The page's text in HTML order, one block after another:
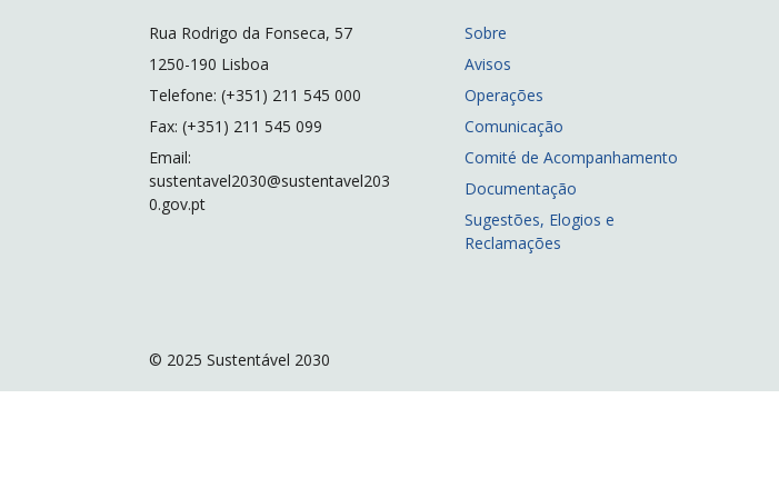
Rua Rodrigo da Fonseca, 57
1250-190 Lisboa
Telefone: (+351) 211 545 000
Fax: (+351) 211 545 099
Email:
sustentavel2030@sustentavel203
0.gov.pt
Sobre
Avisos
Operações
Comunicação
Comité de Acompanhamento
Documentação
Sugestões, Elogios e
Reclamações
© 2025 Sustentável 2030